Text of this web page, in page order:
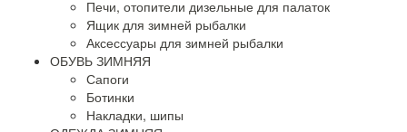
Печи, отопители дизельные для палаток
Ящик для зимней рыбалки
Аксессуары для зимней рыбалки
ОБУВЬ ЗИМНЯЯ
Сапоги
Ботинки
Накладки, шипы